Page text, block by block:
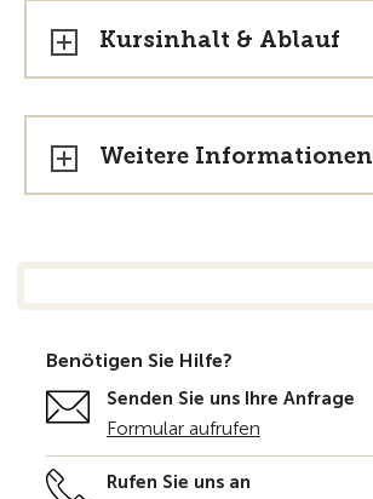
Kursinhalt & Ablauf
Weitere Informationen
Benötigen Sie Hilfe?
Senden Sie uns Ihre Anfrage
Formular aufrufen
Rufen Sie uns an